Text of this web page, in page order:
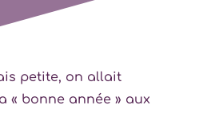
petite, on allait
« bonne année » aux